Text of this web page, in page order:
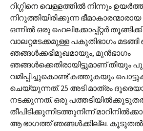
റിഗ്ഗിനെ വെള്ളത്തില്‍ നിന്നും
നിറുത്തിയിരിക്കുന്ന
ഒന്നില്‍ ഒരു ഹെലിക്കോപ്പ്റ്റര്‍
വാലറ്റമടക്കമുള്ള പകുതിഭാഗം മടങ്ങി
ഞങ്ങള്‍ക്കഭിമുഖമായും, മുന്‍ഭാഗം
ഞങ്ങള്‍ക്കെതിരായിട്ടുമാണ് തീയും
വമിപ്പിച്ചുകൊണ്ട് കത്തുകയും
ചെയ്യുന്നത്. 25 അടി മാത്രം
നടക്കുന്നത്. ഒരു
തീപിടിക്കുന്നിടത്തുനിന്ന്
ആ ഭാഗത്ത് ഞങ്ങള്‍ക്കില്ല. കൂടുതല്‍